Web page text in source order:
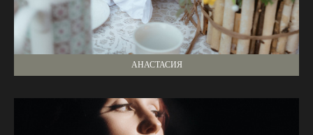
АНАСТАСИЯ